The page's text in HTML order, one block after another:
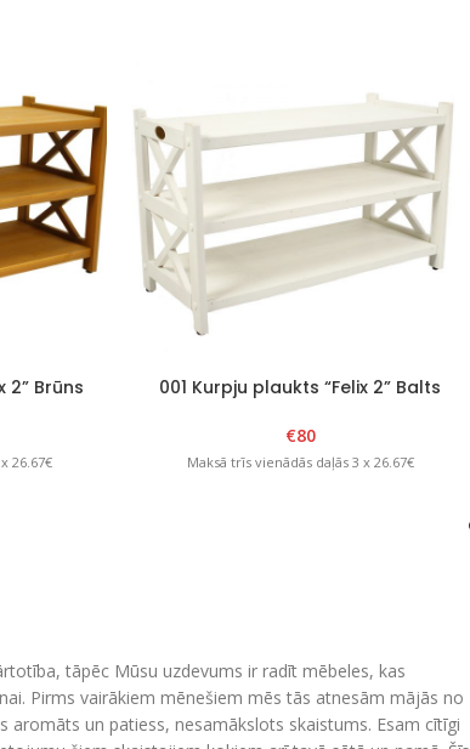
2” Brūns
26.67€
001 Kurpju plaukts “Felix 2” Balts
€80
Maksā trīs vienādās daļās 3 x 26.67€
tāpēc Mūsu uzdevums ir radīt mēbeles, kas
Pirms vairākiem mēnešiem mēs tās atnesām mājās no
aromāts un patiess, nesamākslots skaistums. Esam cītīgi